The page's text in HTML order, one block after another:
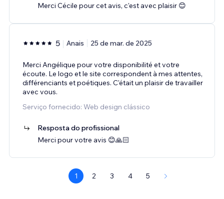
Merci Cécile pour cet avis, c'est avec plaisir 😊
5 Anais 25 de mar. de 2025
Merci Angélique pour votre disponibilité et votre
écoute. Le logo et le site correspondent à mes attentes,
différenciants et poétiques. C'était un plaisir de travailler
avec vous.
Serviço fornecido: Web design clássico
Resposta do profissional
Merci pour votre avis 😊🙏🏻
1 2 3 4 5